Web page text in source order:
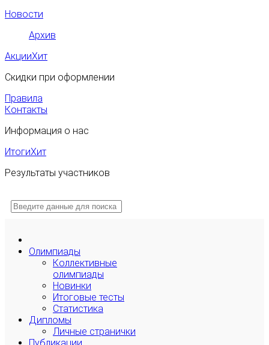
Новости
Архив
АкцииХит
Скидки при оформлении
Правила
Контакты
Информация о нас
ИтогиХит
Результаты участников
Олимпиады
Коллективные
олимпиады
Новинки
Итоговые тесты
Статистика
Дипломы
Личные странички